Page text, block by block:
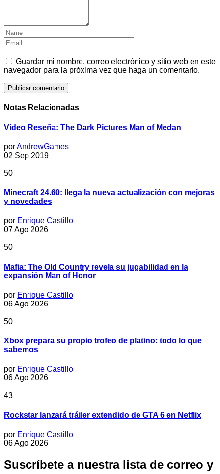
Guardar mi nombre, correo electrónico y sitio web en este
navegador para la próxima vez que haga un comentario.
Notas Relacionadas
Vídeo Reseña: The Dark Pictures Man of Medan
porAndrewGames
02 Sep 2019
50
Minecraft 24.60: llega la nueva actualización con mejoras
y novedades
por Enrique Castillo
07 Ago 2026
50
Mafia: The Old Country revela su jugabilidad en la
expansión Man of Honor
por Enrique Castillo
06 Ago 2026
50
Xbox prepara su propio trofeo de platino: todo lo que
sabemos
por Enrique Castillo
06 Ago 2026
43
Rockstar lanzará tráiler extendido de GTA 6 en Netflix
por Enrique Castillo
06 Ago 2026
Suscríbete a nuestra lista de correo y